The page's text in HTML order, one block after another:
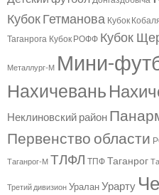
Кубок Гетманова Кубок
Таганрога Кубок РОФФ Кубок
Металлург-М Мини-
Нахичевань
Неклиновский район
Первенство области
Таганрог-М ТЛФЛ ТПФ Таганрог
Третий дивизион УраланУрарту